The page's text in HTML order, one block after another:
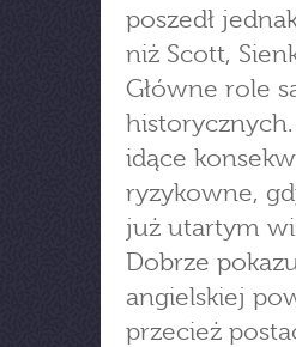
poszedł
niż Scott,
Główne role
idące
ryzykowne,
już utartym
Dobrze
angielskiej
przecież